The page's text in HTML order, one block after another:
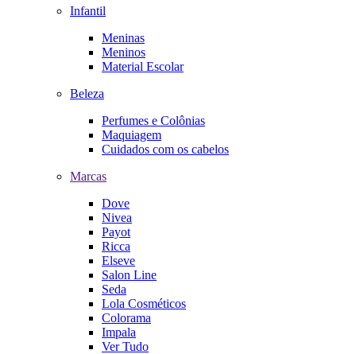
Infantil
Meninas
Meninos
Material Escolar
Beleza
Perfumes e Colônias
Maquiagem
Cuidados com os cabelos
Marcas
Dove
Nivea
Payot
Ricca
Elseve
Salon Line
Seda
Lola Cosméticos
Colorama
Impala
Ver Tudo